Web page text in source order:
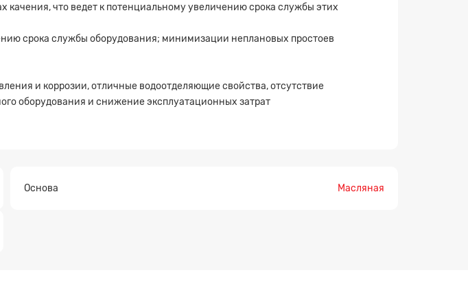
что ведет к потенциальному увеличению срока службы этих
срока службы оборудования; минимизации неплановых простоев
и коррозии, отличные водоотделяющие свойства, отсутствие
оборудования и снижение эксплуатационных затрат
Основа Масляная